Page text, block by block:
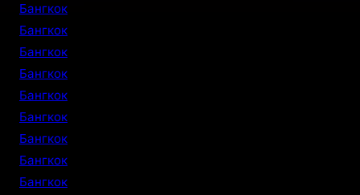
Бангкок
Бангкок
Бангкок
Бангкок
Бангкок
Бангкок
Бангкок
Бангкок
Бангкок